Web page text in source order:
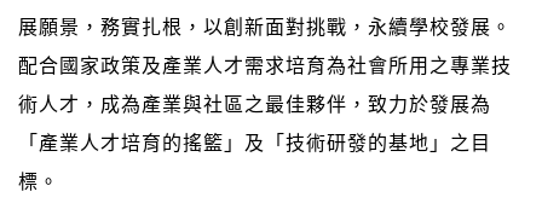
展願景，務實扎根，以創新面對挑戰，永續學校發展。
配合國家政策及產業人才需求培育為社會所用之專業技
術人才，成為產業與社區之最佳夥伴，致力於發展為
「產業人才培育的搖籃」及「技術研發的基地」之目
標。